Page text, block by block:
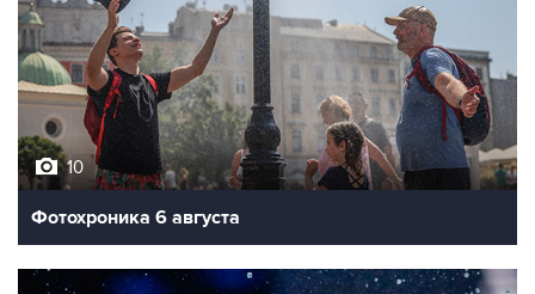
10
Фотохроника 6 августа